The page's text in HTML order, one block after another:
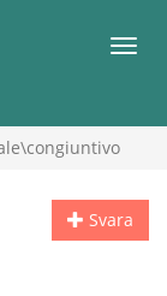
Meny
Svara